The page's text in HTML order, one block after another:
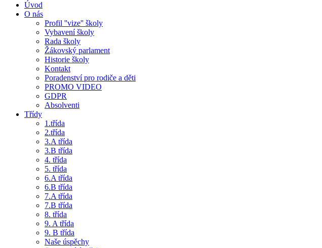
Úvod
O nás
Profil ''vize'' školy
Vybavení školy
Rada školy
Žákovský parlament
Historie školy
Kontakt
Poradenství pro rodiče a děti
PROMO VIDEO
GDPR
Absolventi
Třídy
1.třída
2.třída
3.A třída
3.B třída
4. třída
5. třída
6.A třída
6.B třída
7.A třída
7.B třída
8. třída
9. A třída
9. B třída
Naše úspěchy